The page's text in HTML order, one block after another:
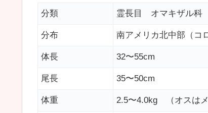
分類 霊長目 オマキザル科
分布 南アメリカ北中部（コ
体長 32〜55cm
尾長 35〜50cm
体重 2.5〜4.0kg （オスはメ